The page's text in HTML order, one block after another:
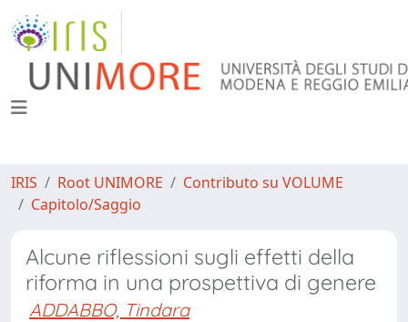
IRIS Root UNIMORE
Contributo su VOLUME
Capitolo/Saggio
Alcune riflessioni sugli effetti della
riforma in una prospettiva di genere
ADDABBO, Tindara